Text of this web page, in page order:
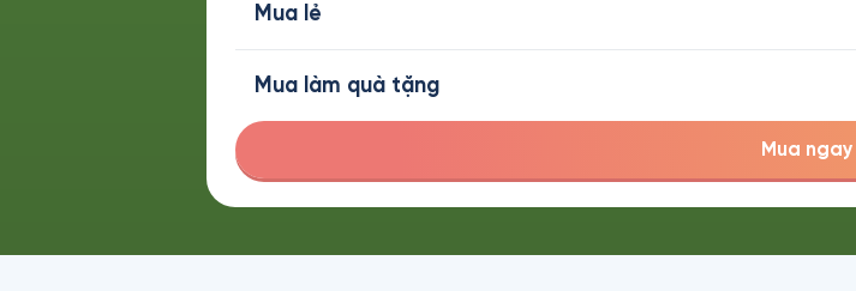
Mua lẻ
Mua làm quà tặng
Mua ngay